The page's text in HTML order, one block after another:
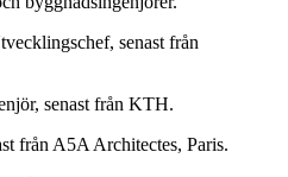
senast från
senast från KTH.
från A5A Architectes, Paris.